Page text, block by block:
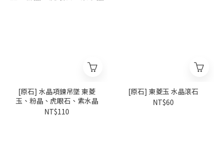
[原石] 水晶項鍊吊墜 東菱
玉、粉晶、虎眼石、紫水晶
NT$110
[原石] 東菱玉 水晶滾石
NT$60